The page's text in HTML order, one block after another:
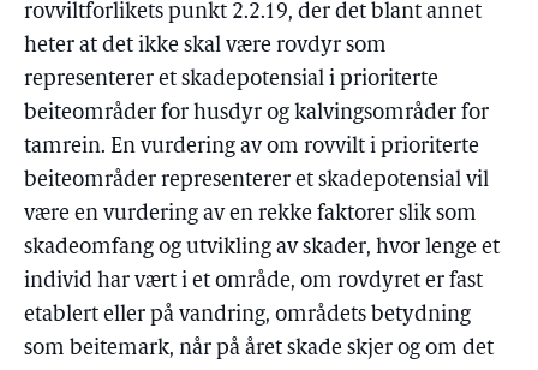
rovviltforlikets punkt 2.2.19, der det blant annet
heter at det ikke skal være rovdyr som
representerer et skadepotensial i prioriterte
beiteområder for husdyr og kalvingsområder for
tamrein. En vurdering av om rovvilt i prioriterte
beiteområder representerer et skadepotensial vil
være en vurdering av en rekke faktorer slik som
skadeomfang og utvikling av skader, hvor lenge et
individ har vært i et område, om rovdyret er fast
etablert eller på vandring, områdets betydning
som beitemark, når på året skade skjer og om det